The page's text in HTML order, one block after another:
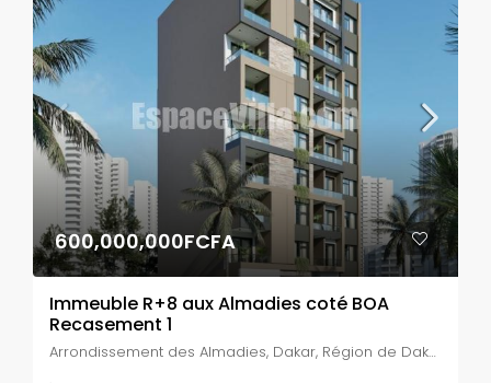
600,000,000FCFA
Immeuble R+8 aux Almadies coté BOA
Recasement 1
Arrondissement des Almadies, Dakar, Région de Dakar, Sénégal